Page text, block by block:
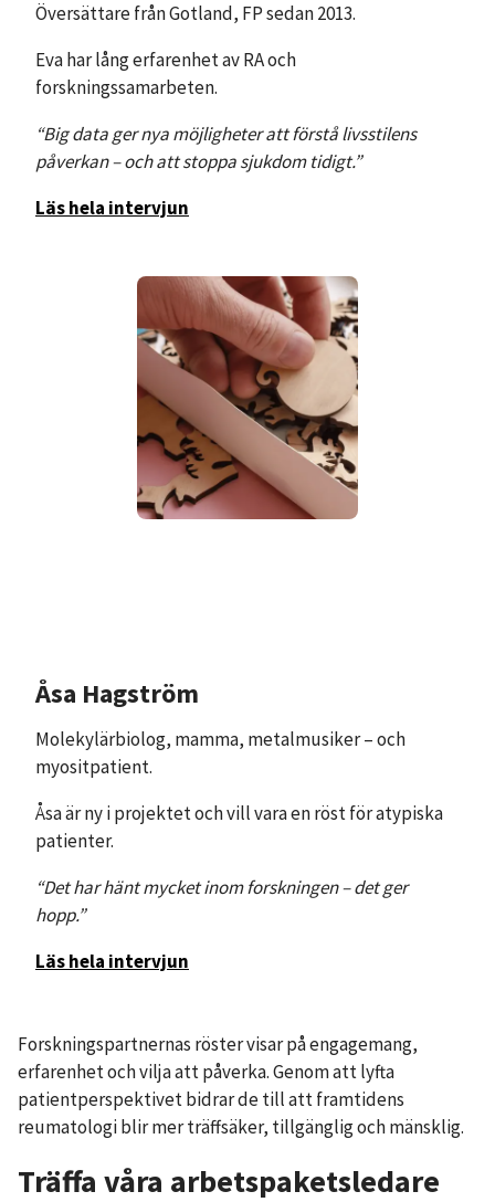
Översättare från Gotland, FP sedan 2013.
Eva har lång erfarenhet av RA och
forskningssamarbeten.
“Big data ger nya möjligheter att förstå livsstilens
påverkan – och att stoppa sjukdom tidigt.”
Läs hela intervjun
Åsa Hagström
Molekylärbiolog, mamma, metalmusiker – och
myositpatient.
Åsa är ny i projektet och vill vara en röst för atypiska
patienter.
“Det har hänt mycket inom forskningen – det ger
hopp.”
Läs hela intervjun
Forskningspartnernas röster visar på engagemang,
erfarenhet och vilja att påverka. Genom att lyfta
patientperspektivet bidrar de till att framtidens
reumatologi blir mer träffsäker, tillgänglig och mänsklig.
Träffa våra arbetspaketsledare